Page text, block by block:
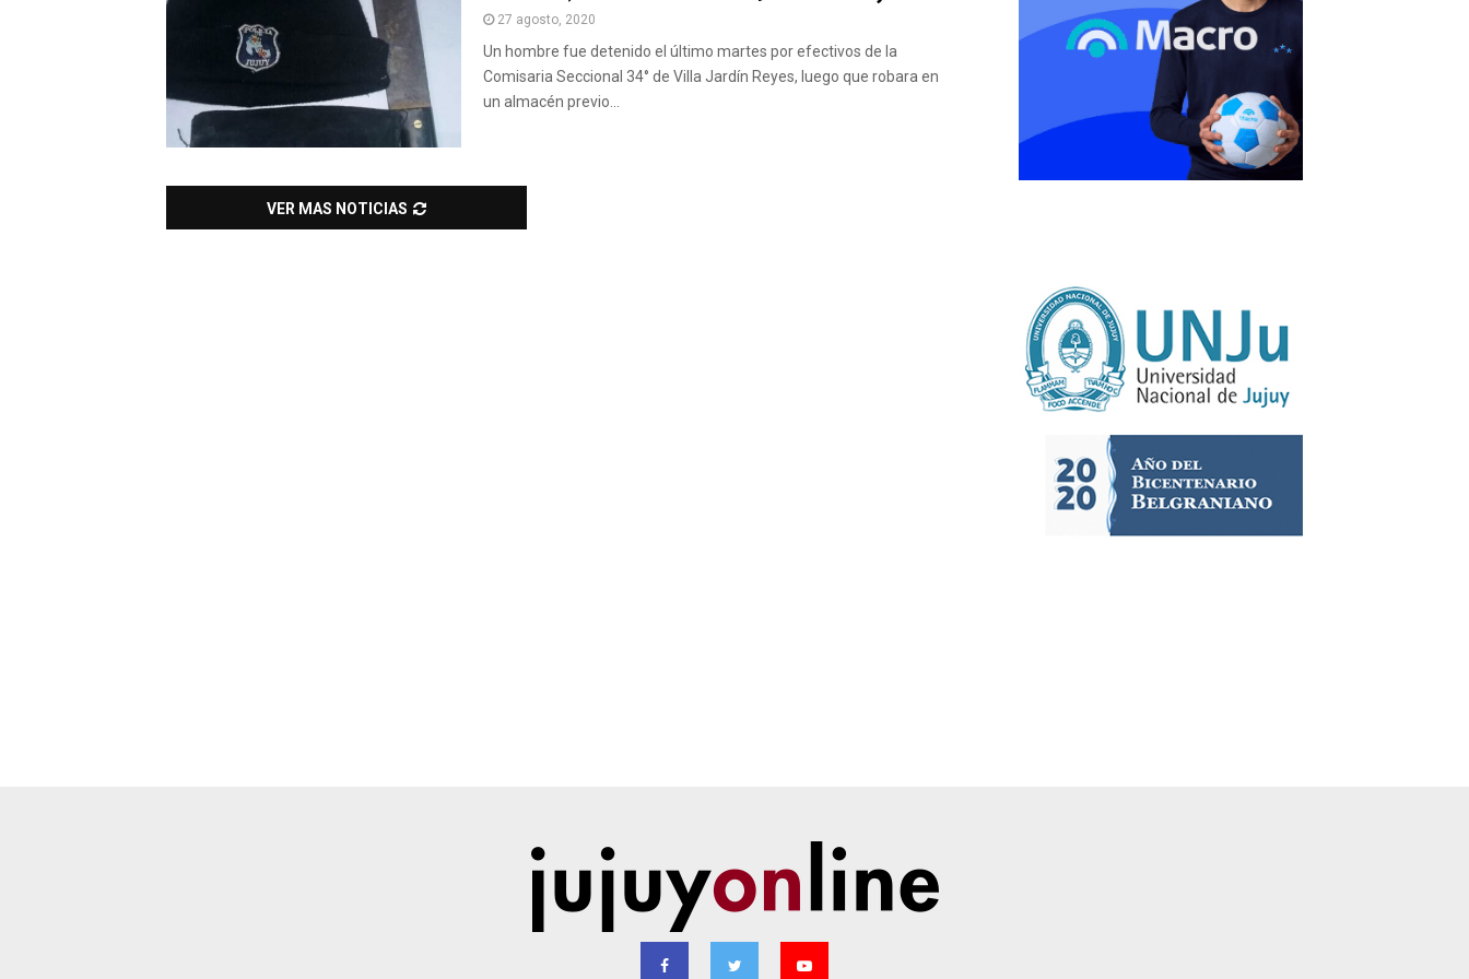
27 agosto, 2020
Un hombre fue detenido el último martes por efectivos de la
Comisaria Seccional 34° de Villa Jardín Reyes, luego que robara en
un almacén previo...
VER MAS NOTICIAS